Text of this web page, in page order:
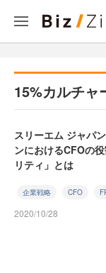
15%カルチャ
スリーエム ジャパ
ンにおけるCFOの
リティ」とは
企業戦略 CFO
2020/10/28